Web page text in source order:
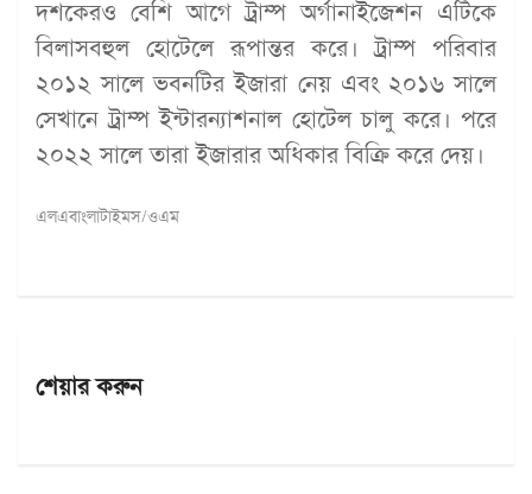
দশকেরও বেশি আগে ট্রাম্প অর্গানাইজেশন এটিকে
বিলাসবহুল হোটেলে রূপান্তর করে। ট্রাম্প পরিবার
২০১২ সালে ভবনটির ইজারা নেয় এবং ২০১৬ সালে
সেখানে ট্রাম্প ইন্টারন্যাশনাল হোটেল চালু করে। পরে
২০২২ সালে তারা ইজারার অধিকার বিক্রি করে দেয়।
এলএবাংলাটাইমস/ওএম
শেয়ার করুন